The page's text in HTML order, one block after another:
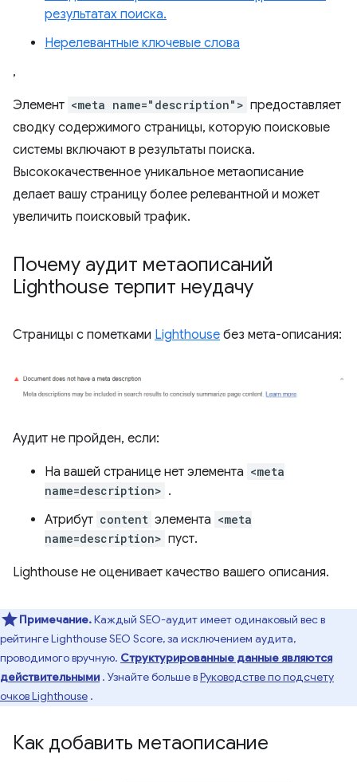
результатах поиска.
Нерелевантные ключевые слова
,
Элемент <meta name="description"> предоставляет
сводку содержимого страницы, которую поисковые
системы включают в результаты поиска.
Высококачественное уникальное метаописание
делает вашу страницу более релевантной и может
увеличить поисковый трафик.
Почему аудит метаописаний
Lighthouse терпит неудачу
Страницы с пометками Lighthouse без мета-описания:
Аудит не пройден, если:
На вашей странице нет элемента <meta
name=description> .
Атрибут content элемента <meta
name=description> пуст.
Lighthouse не оценивает качество вашего описания.
Примечание.Каждый SEO-аудит имеет одинаковый вес в
рейтинге Lighthouse SEO Score, за исключением аудита,
проводимого вручную. Структурированные данные являются
действительными . Узнайте больше вРуководстве по подсчету
очков Lighthouse .
Как добавить метаописание